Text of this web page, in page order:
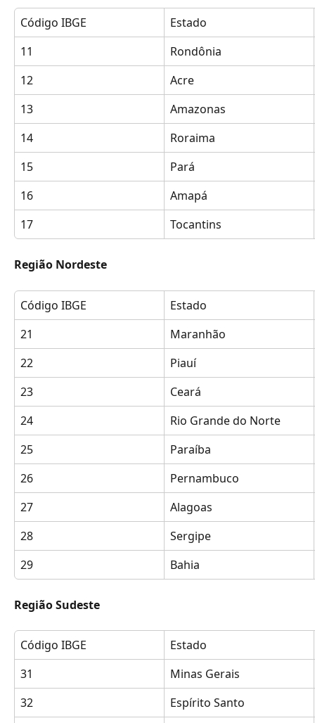
Código IBGE
Estado
11
Rondônia
12
Acre
13
Amazonas
14
Roraima
15
Pará
16
Amapá
17
Tocantins
Região Nordeste
Código IBGE
Estado
21
Maranhão
22
Piauí
23
Ceará
24
Rio Grande do Norte
25
Paraíba
26
Pernambuco
27
Alagoas
28
Sergipe
29
Bahia
Região Sudeste
Código IBGE
Estado
31
Minas Gerais
32
Espírito Santo